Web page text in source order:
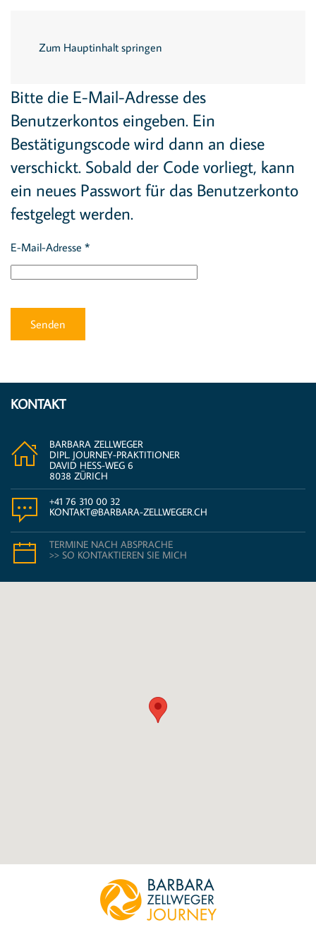
Zum Hauptinhalt springen
Bitte die E-Mail-Adresse des
Benutzerkontos eingeben. Ein
Bestätigungscode wird dann an diese
verschickt. Sobald der Code vorliegt, kann
ein neues Passwort für das Benutzerkonto
festgelegt werden.
E-Mail-Adresse *
Senden
KONTAKT
BARBARA ZELLWEGER
DIPL. JOURNEY-PRAKTITIONER
DAVID HESS-WEG 6
8038 ZÜRICH
+41 76 310 00 32
KONTAKT@BARBARA-ZELLWEGER.CH
TERMINE NACH ABSPRACHE
>> SO KONTAKTIEREN SIE MICH